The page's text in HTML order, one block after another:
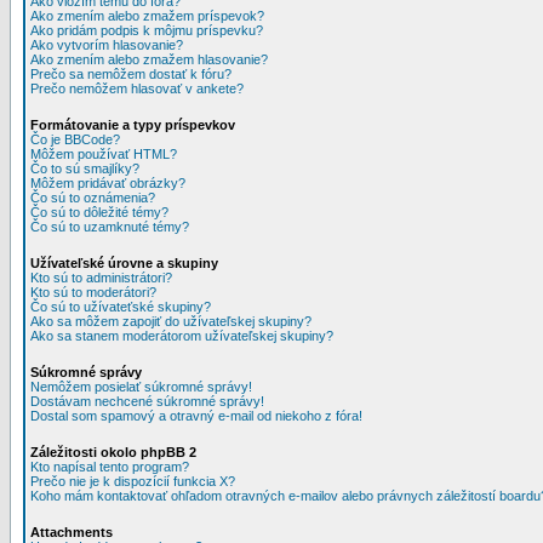
Ako zmením alebo zmažem príspevok?
Ako pridám podpis k môjmu príspevku?
Ako vytvorím hlasovanie?
Ako zmením alebo zmažem hlasovanie?
Prečo sa nemôžem dostať k fóru?
Prečo nemôžem hlasovať v ankete?
Formátovanie a typy príspevkov
Čo je BBCode?
Môžem používať HTML?
Čo to sú smajlíky?
Môžem pridávať obrázky?
Čo sú to oznámenia?
Čo sú to dôležité témy?
Čo sú to uzamknuté témy?
Užívateľské úrovne a skupiny
Kto sú to administrátori?
Kto sú to moderátori?
Čo sú to užívateťské skupiny?
Ako sa môžem zapojiť do užívateľskej skupiny?
Ako sa stanem moderátorom užívateľskej skupiny?
Súkromné správy
Nemôžem posielať súkromné správy!
Dostávam nechcené súkromné správy!
Dostal som spamový a otravný e-mail od niekoho z fóra!
Záležitosti okolo phpBB 2
Kto napísal tento program?
Prečo nie je k dispozícií funkcia X?
Koho mám kontaktovať ohľadom otravných e-mailov alebo právnych záležitostí
Attachments